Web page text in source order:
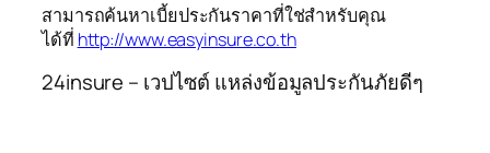
สามารถค้นหาเบี้ยประกันราคาที่ใช่สำหรับคุณ
ได้ที่ http://www.easyinsure.co.th
24insure – เวปไซต์ แหล่งข้อมูลประกันภัยดีๆ